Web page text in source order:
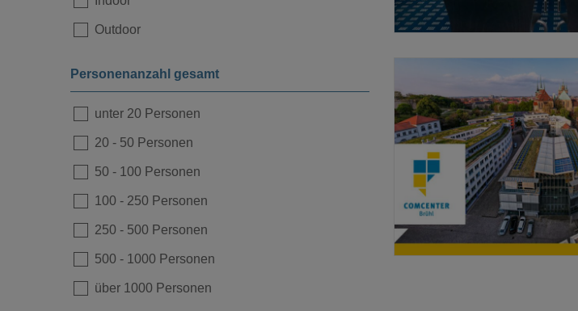
Outdoor
Personenanzahl gesamt
unter 20 Personen
20 - 50 Personen
50 - 100 Personen
100 - 250 Personen
250 - 500 Personen
500 - 1000 Personen
über 1000 Personen